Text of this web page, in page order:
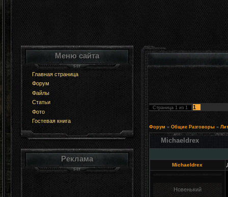
Меню сайта
Главная страница
Форум
Файлы
Статьи
Фото
Гостевая книга
Реклама
Страница 1 из 1 1
Форум » Общие Разговоры »
Michaeldrex
Michaeldrex
Новенький